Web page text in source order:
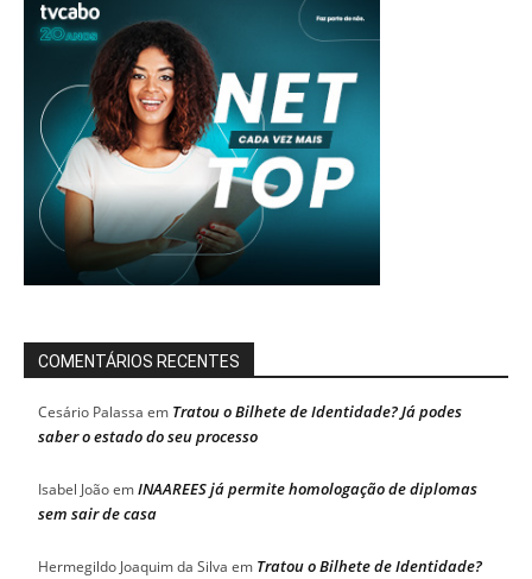
COMENTÁRIOS RECENTES
Cesário Palassa em Tratou o Bilhete de Identidade? Já podes
saber o estado do seu processo
Isabel JoãoemINAAREES já permite homologação de diplomas
sem sair de casa
Hermegildo Joaquim da Silva em Tratou o Bilhete de Identidade?